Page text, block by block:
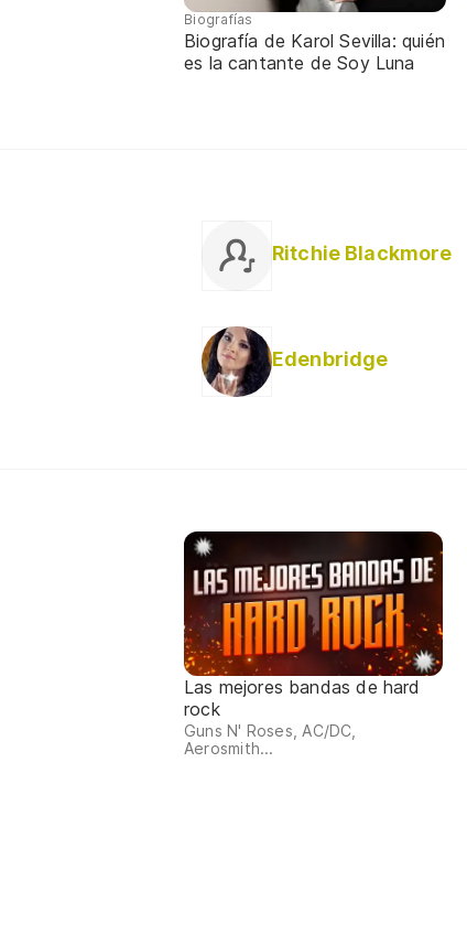
Biografías
Biografía de Karol Sevilla: quién
es la cantante de Soy Luna
Ritchie Blackmore
Edenbridge
Las mejores bandas de hard
rock
Guns N' Roses, AC/DC,
Aerosmith...